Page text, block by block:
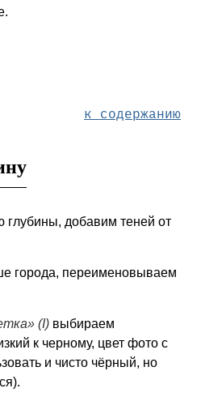
к содержанию
глубины, добавим теней от
города, переименовываем
(I) выбираем
к черному, цвет фото с
и чисто чёрный, но